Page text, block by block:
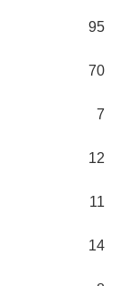
95
70
7
12
11
14